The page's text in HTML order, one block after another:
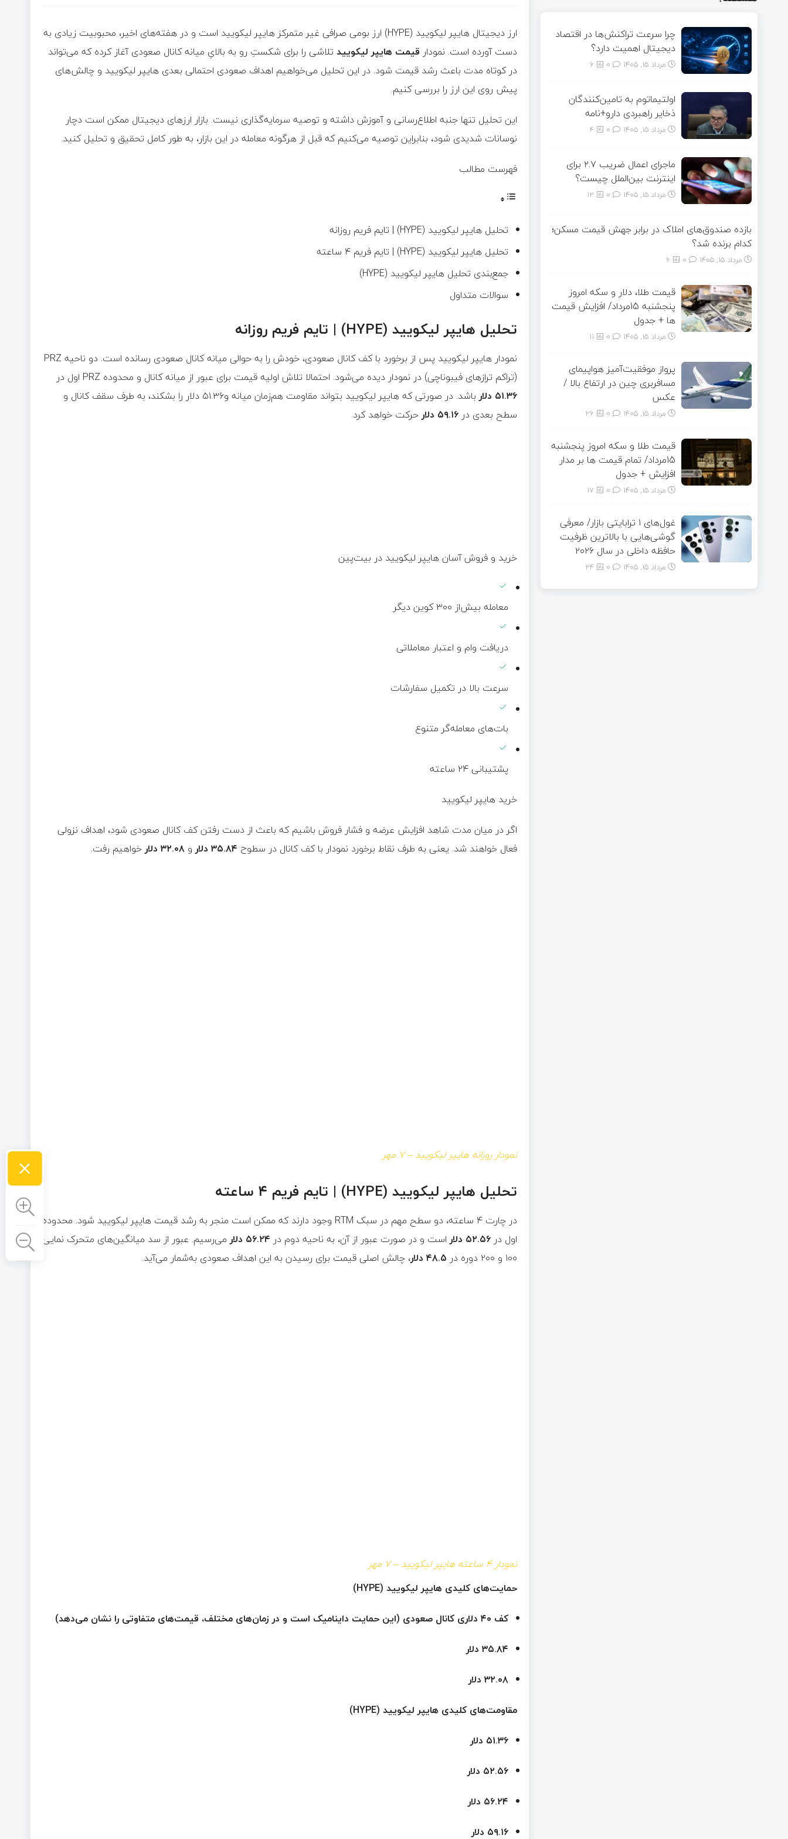
ارز دیجیتال هایپر لیکویید (HYPE) ارز بومی صرافی غیر متمرکز هایپر لیکویید است و در هفته‌های اخیر، محبوبیت زیادی به
دست آورده است. نمودار قیمت هایپر لیکویید تلاشی را برای شکستِ رو به بالایِ میانه کانال صعودی آغاز کرده که می‌تواند
در کوتاه مدت باعث رشد قیمت شود. در این تحلیل می‌خواهیم اهداف صعودی احتمالی بعدی هایپر لیکویید و چالش‌های
پیش روی این ارز را بررسی کنیم.
این تحلیل تنها جنبه اطلاع‌رسانی و آموزش داشته و توصیه سرمایه‌گذاری نیست. بازار ارزهای دیجیتال ممکن است دچار
نوسانات شدیدی شود، بنابراین توصیه می‌کنیم که قبل از هرگونه معامله در این بازار، به طور کامل تحقیق و تحلیل کنید.
فهرست مطالب
تحلیل هایپر لیکویید (HYPE) | تایم فریم روزانه
تحلیل هایپر لیکویید (HYPE) | تایم فریم ۴ ساعته
جمع‌بندی تحلیل هایپر لیکویید (HYPE)
سوالات متداول
تحلیل هایپر لیکویید (HYPE) | تایم فریم روزانه
نمودار هایپر لیکویید پس از برخورد با کف کانال صعودی، خودش را به حوالی میانه کانال صعودی رسانده است. دو ناحیه PRZ
(تراکم ترازهای فیبوناچی) در نمودار دیده می‌شود. احتمالا تلاش اولیه قیمت برای عبور از میانه کانال و محدوده PRZ اول در
۵۱.۳۶ دلار
باشد. در صورتی که هایپر لیکویید بتواند مقاومت ‌هم‌زمان میانه و۵۱.۳۶ دلار را بشکند، به طرف سقف کانال و
سطح بعدی در ۵۹.۱۶ دلار حرکت خواهد کرد.
خرید و فروش آسان هایپر لیکویید در بیت‌پین
معامله بیش‌از ۳۰۰ کوین دیگر
دریافت وام و اعتبار معاملاتی
سرعت بالا در تکمیل سفارشات
بات‌های معامله‌گر متنوع
پشتیبانی ۲۴ ساعته
خرید هایپر لیکویید
اگر در میان مدت‌ شاهد افزایش عرضه و فشار فروش باشیم که باعث از دست رفتن کف کانال صعودی شود، اهداف نزولی
فعال خواهند شد. یعنی به طرف نقاط برخورد نمودار با کف کانال در سطوح ۳۵.۸۴ دلار و ۳۲.۰۸ دلار خواهیم رفت.
نمودار روزانه هایپر لیکویید – ۷ مهر
تحلیل هایپر لیکویید (HYPE) | تایم فریم ۴ ساعته
در چارت ۴ ساعته، دو سطح مهم در سبک RTM وجود دارند که ممکن است منجر به رشد قیمت هایپر لیکویید شود. محدوده
اول در ۵۲.۵۶ دلار است و در صورت عبور از آن، به ناحیه دوم در ۵۶.۲۴ دلار
می‌رسیم. عبور از سد میانگین‌های متحرک نمایی
۱۰۰ و ۲۰۰ دوره در
۴۸.۵ دلار ، چالش اصلی قیمت برای رسیدن به این اهداف صعودی به‌شمار می‌آید.
نمودار ۴ ساعته هایپر لیکویید – ۷ مهر
حمایت‌های کلیدی هایپر لیکویید (HYPE)
کف ۴۰ دلاری کانال صعودی (این حمایت داینامیک است و در زمان‌های مختلف، قیمت‌های متفاوتی را نشان می‌دهد)
۳۵.۸۴ دلار
۳۲.۰۸ دلار
مقاومت‌های کلیدی هایپر لیکویید (HYPE)
۵۱.۳۶ دلار
۵۲.۵۶ دلار
۵۶.۲۴ دلار
۵۹.۱۶ دلار
چرا سرعت تراکنش‌ها در اقتصاد
دیجیتال اهمیت دارد؟
مرداد ۱۵, ۱۴۰۵ 6
اولتیماتوم به تامین‌کنندگان
ذخایر راهبردی دارو+نامه
مرداد ۱۵, ۱۴۰۵ 4
ماجرای اعمال ضریب ۲.۷ برای
اینترنت بین‌الملل چیست؟
مرداد ۱۵, ۱۴۰۵ 12
بازده صندوق‌های املاک در برابر جهش قیمت مسکن؛
کدام برنده شد؟
مرداد ۱۵, ۱۴۰۵ 6
قیمت طلا، دلار و سکه امروز
پنجشنبه 15مرداد/ افزایش قیمت
ها + جدول
مرداد ۱۵, ۱۴۰۵ 11
پرواز موفقیت‌آمیز هواپیمای
مسافربری چین در ارتفاع بالا /
عکس
مرداد ۱۵, ۱۴۰۵ 26
قیمت طلا و سکه امروز پنجشنبه
15مرداد/ تمام قیمت ها بر مدار
افزایش + جدول
مرداد ۱۵, ۱۴۰۵ 17
غول‌های ۱ ترابایتی بازار/ معرفی
گوشی‌هایی با بالاترین ظرفیت
حافظه داخلی در سال ۲۰۲۶
مرداد ۱۵, ۱۴۰۵ 24
×